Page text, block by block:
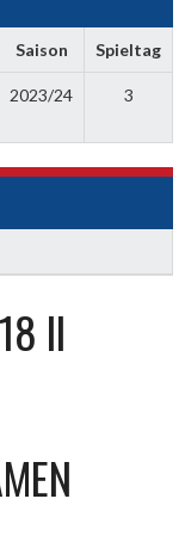
Saison Spieltag
2023/24 3
II